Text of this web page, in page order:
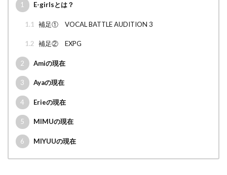
1 E-girlsとは？
1.1 補足① VOCAL BATTLE AUDITION 3
1.2 補足② EXPG
2 Amiの現在
3 Ayaの現在
4 Erieの現在
5 MIMUの現在
6 MIYUUの現在